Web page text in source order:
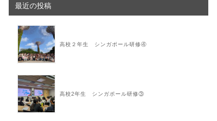
最近の投稿
高校２年生 シンガポール研修④
高校2年生 シンガポール研修③